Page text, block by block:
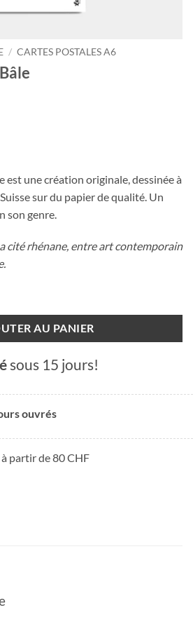
/ CARTES POSTALES A6
est une création originale, dessinée à
sur du papier de qualité. Un
son genre.
cité rhénane, entre art contemporain
AU PANIER
sous 15 jours!
ouvrés
à partir de 80 CHF